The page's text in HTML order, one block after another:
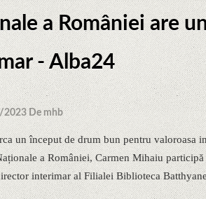
a României are
- Alba24
De mhb
un început de drum bun pentru valoroasa
a României, Carmen Mihaiu
interimar al Filialei Biblioteca